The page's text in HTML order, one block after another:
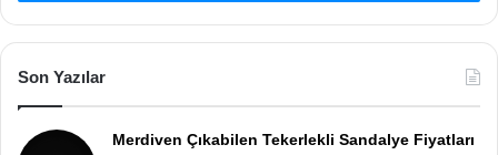
Son Yazılar
Merdiven Çıkabilen Tekerlekli Sandalye Fiyatları